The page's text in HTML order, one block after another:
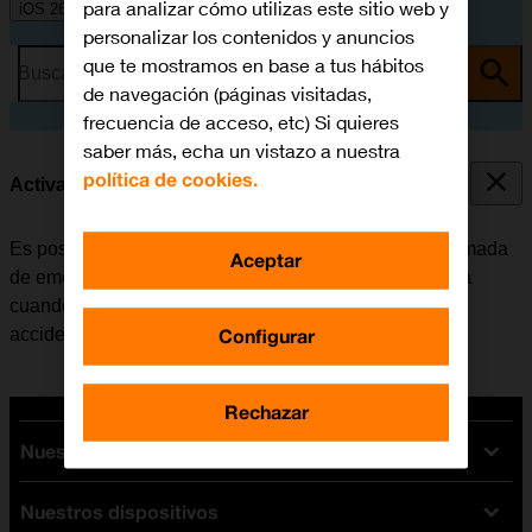
iOS 26
Busca por problema o tema
Activar Llamada después de un accidente grave
Es posible configurar el móvil para que realice una llamada
de emergencia automáticamente a la central de alarma
cuando el móvil registra que el usuario ha tenido un
accidente de tráfico grave.
Nuestras tarifas
Tarifas Orange
Nuestros dispositivos
para analizar cómo utilizas este sitio web y
personalizar los contenidos y anuncios
que te mostramos en base a tus hábitos
de navegación (páginas visitadas,
frecuencia de acceso, etc) Si quieres
saber más, echa un vistazo a nuestra
política de cookies.
Configurar
Rechazar
Aceptar